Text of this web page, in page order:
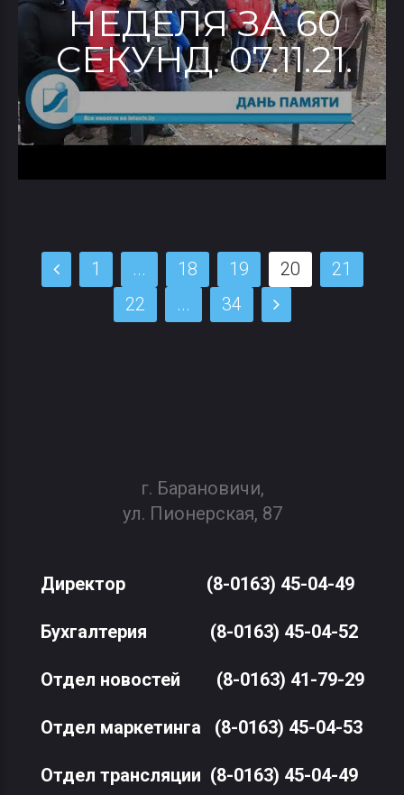
НЕДЕЛЯ ЗА 60
СЕКУНД. 07.11.21.
1 ... 18 19 20
21
22
... 34
г. Барановичи,
ул. Пионерская, 87
Директор (8-0163) 45-04-49
Бухгалтерия (8-0163) 45-04-52
Отдел новостей (8-0163) 41-79-29
Отдел маркетинга (8-0163) 45-04-53
Отдел трансляции (8-0163) 45-04-49